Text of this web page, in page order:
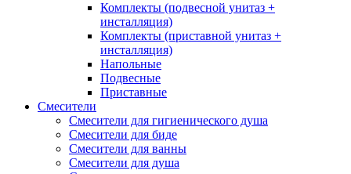
Alex Baitler(3)
Art&Max(8)
Belbagno(111)
BLB(13)
Bravat(74)
Cersanit(22)
Cezares(25)
Clever(13)
Coliseum(25)
Deante(85)
Erlit(14)
Комплекты (подвесной унитаз +
инсталляция)
Комплекты (приставной унитаз +
инсталляция)
Напольные
Подвесные
Приставные
Смесители
Смесители для гигиенического душа
Смесители для биде
Смесители для ванны
Смесители для душа